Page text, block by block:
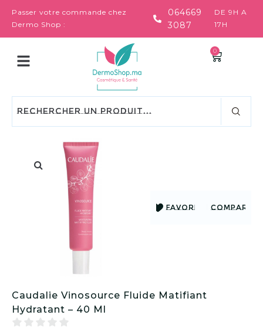
Passer votre commande chez
Dermo Shop :
064669
3087
DE 9H A
17H
0
FAVORIS COMPARER
Caudalie Vinosource Fluide Matifiant
Hydratant – 40 Ml